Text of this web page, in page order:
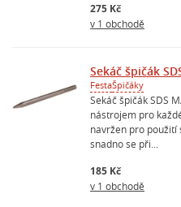
275 Kč
v 1 obchodě
Sekáč špičák
FestaŠpičáky
Sekáč špičák SDS
nástrojem pro
navržen pro použití
snadno se při...
185 Kč
v 1 obchodě